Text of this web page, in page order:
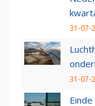
31-07-
31-07-